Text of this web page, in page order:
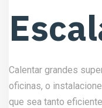
Calentar grandes
oficinas, o
que sea tanto